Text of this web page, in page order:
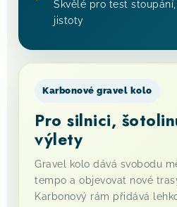
Skvělé pro test
jistoty
Karbonové gravel kolo
Pro silnici,
výlety
Gravel kolo dává svobodu
tempo a objevovat nové
Karbonový rám přidává